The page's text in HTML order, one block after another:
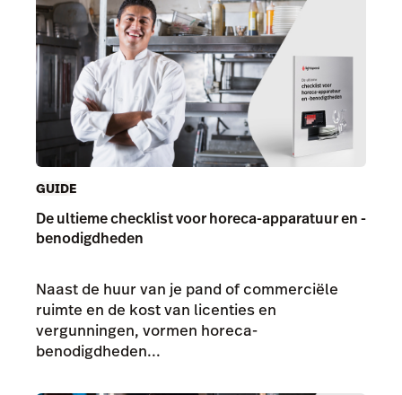
GUIDE
De ultieme checklist voor horeca-apparatuur en -
benodigdheden
Naast de huur van je pand of commerciële
ruimte en de kost van licenties en
vergunningen, vormen horeca-
benodigdheden...